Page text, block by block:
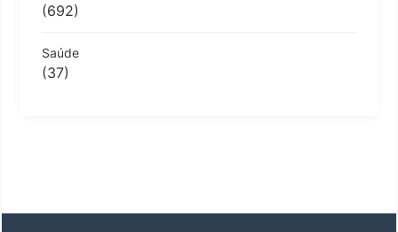
(692)
Saúde
(37)